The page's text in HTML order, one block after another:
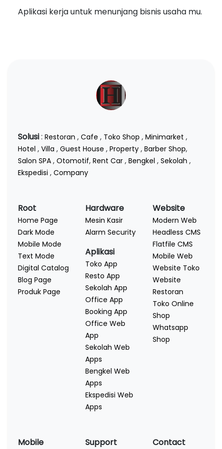
Aplikasi kerja untuk menunjang bisnis usaha mu.
Solusi: Restoran , Cafe , Toko Shop , Minimarket ,
Hotel , Villa , Guest House , Property , Barber Shop,
Salon SPA , Otomotif, Rent Car , Bengkel , Sekolah ,
Ekspedisi , Company
Root
Home Page
Dark Mode
Mobile Mode
Text Mode
Digital Catalog
Blog Page
Produk Page
Hardware
Mesin Kasir
Alarm Security
Aplikasi
Toko App
Resto App
Sekolah App
Office App
Booking App
Office Web
App
Sekolah Web
Apps
Bengkel Web
Apps
Ekspedisi Web
Apps
Website
Modern Web
Headless CMS
Flatfile CMS
Mobile Web
Website Toko
Website
Restoran
Toko Online
Shop
Whatsapp
Shop
Mobile Support Contact